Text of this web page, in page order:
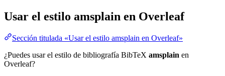
Usar el estilo amsplain en Overleaf
Sección titulada «Usar el estilo amsplain en Overleaf»
¿Puedes usar el estilo de bibliografía BibTeX amsplain en
Overleaf?